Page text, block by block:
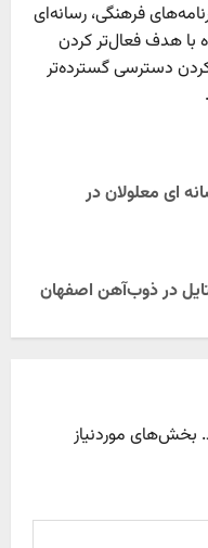
فرهنگی، رسانه‌ای
با هدف فعال‌تر کردن
دسترسی گسترده‌تر
ای معلولان در
در ذوب‌آهن اصفهان
بخش‌های موردنیاز